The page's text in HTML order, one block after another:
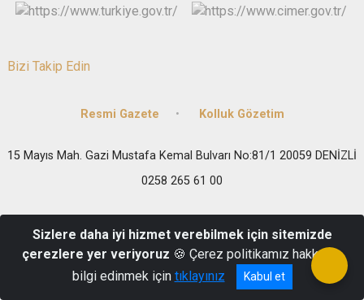
Bizi Takip Edin
Resmi Gazete Kolluk Gözetim
15 Mayıs Mah. Gazi Mustafa Kemal Bulvarı No:81/1 20059 DENİZLİ
0258 265 61 00
Sizlere daha iyi hizmet verebilmek için sitemizde
çerezlere yer veriyoruz 🍪 Çerez politikamız hakkında
bilgi edinmek için tıklayınız Kabul et